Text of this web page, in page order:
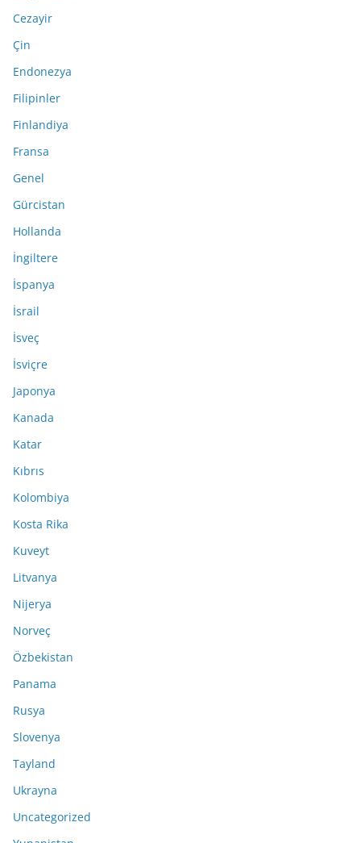
Cezayir
Çin
Endonezya
Filipinler
Finlandiya
Fransa
Genel
Gürcistan
Hollanda
İngiltere
İspanya
İsrail
İsveç
İsviçre
Japonya
Kanada
Katar
Kıbrıs
Kolombiya
Kosta Rika
Kuveyt
Litvanya
Nijerya
Norveç
Özbekistan
Panama
Rusya
Slovenya
Tayland
Ukrayna
Uncategorized